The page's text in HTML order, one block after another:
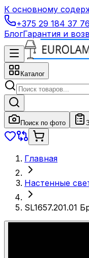
К основному
+375 29 184 37 76
БлогГарантия и
Каталог
Поиск по фото
Главная
Настенные
SL1657.201.01